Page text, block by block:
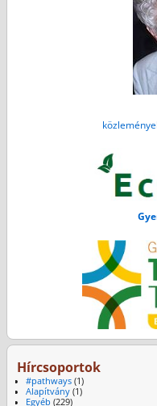
Hírcsoportok
#pathways(1)
Alapítvány(1)
Egyéb (229)